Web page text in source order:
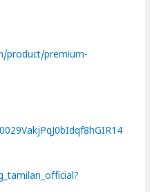
product/premium-